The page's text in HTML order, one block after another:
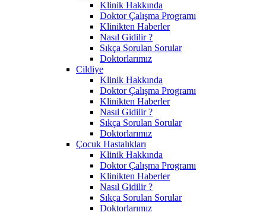
Klinik Hakkında
Doktor Çalışma Programı
Klinikten Haberler
Nasıl Gidilir ?
Sıkça Sorulan Sorular
Doktorlarımız
Cildiye
Klinik Hakkında
Doktor Çalışma Programı
Klinikten Haberler
Nasıl Gidilir ?
Sıkça Sorulan Sorular
Doktorlarımız
Çocuk Hastalıkları
Klinik Hakkında
Doktor Çalışma Programı
Klinikten Haberler
Nasıl Gidilir ?
Sıkça Sorulan Sorular
Doktorlarımız